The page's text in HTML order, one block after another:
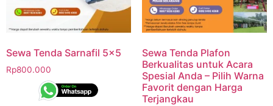
Sewa Tenda Sarnafil 5×5
Rp800.000
Sewa Tenda Plafon
Berkualitas untuk Acara
Spesial Anda – Pilih Warna
Favorit dengan Harga
Terjangkau